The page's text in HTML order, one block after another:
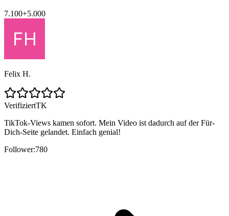
7.100+5.000
Felix H.
VerifiziertTK
TikTok-Views kamen sofort. Mein Video ist dadurch auf der Für-
Dich-Seite gelandet. Einfach genial!
Follower:780